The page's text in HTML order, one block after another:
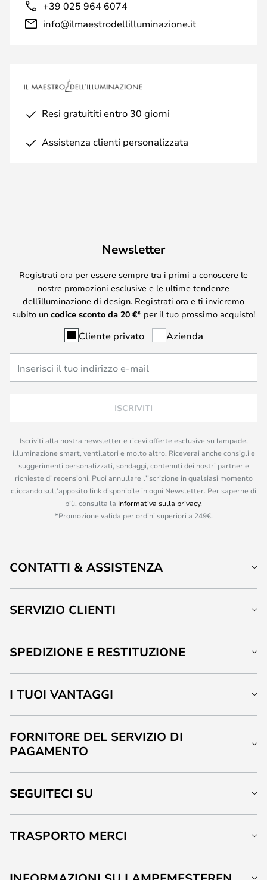
+39 025 964 6074
info@ilmaestrodellilluminazione.it
Resi gratuititi entro 30 giorni
Assistenza clienti personalizzata
Newsletter
Registrati ora per essere sempre tra i primi a conoscere le
nostre promozioni esclusive e le ultime tendenze
dell’illuminazione di design. Registrati ora e ti invieremo
subito un codice sconto da 20 €* per il tuo prossimo acquisto!
Cliente privato Azienda
ISCRIVITI
Iscriviti alla nostra newsletter e ricevi offerte esclusive su lampade,
illuminazione smart, ventilatori e molto altro. Riceverai anche consigli e
suggerimenti personalizzati, sondaggi, contenuti dei nostri partner e
richieste di recensioni. Puoi annullare l’iscrizione in qualsiasi momento
cliccando sull’apposito link disponibile in ogni Newsletter. Per saperne di
più, consulta la Informativa sulla privacy.
*Promozione valida per ordini superiori a 249€.
CONTATTI & ASSISTENZA
SERVIZIO CLIENTI
SPEDIZIONE E RESTITUZIONE
I TUOI VANTAGGI
FORNITORE DEL SERVIZIO DI
PAGAMENTO
SEGUITECI SU
TRASPORTO MERCI